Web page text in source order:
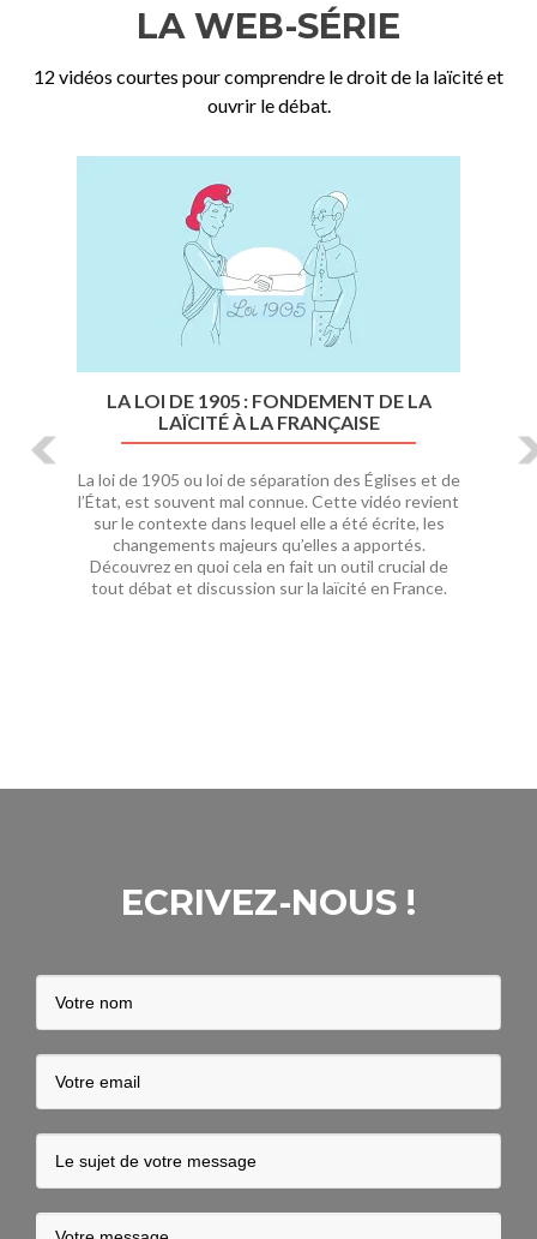
LA WEB-SÉRIE
12 vidéos courtes pour comprendre le droit de la laïcité et
ouvrir le débat.
LA LOI DE 1905 : FONDEMENT DE LA
LAÏCITÉ À LA FRANÇAISE
La loi de 1905 ou loi de séparation des Églises et de
l’État, est souvent mal connue. Cette vidéo revient
sur le contexte dans lequel elle a été écrite, les
changements majeurs qu’elles a apportés.
Découvrez en quoi cela en fait un outil crucial de
tout débat et discussion sur la laïcité en France.
ECRIVEZ-NOUS !